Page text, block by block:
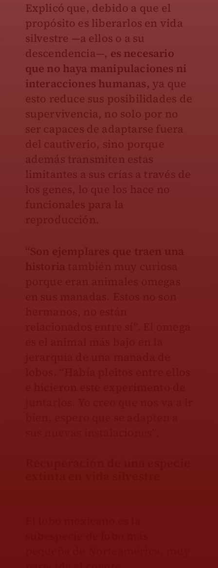
Explicó que, debido a que el
propósito es liberarlos en vida
silvestre —a ellos o a su
descendencia—, es necesario
que no haya manipulaciones ni
interacciones humanas, ya que
esto reduce sus posibilidades de
supervivencia, no solo por no
ser capaces de adaptarse fuera
del cautiverio, sino porque
además transmiten estas
limitantes a sus crías a través de
los genes, lo que los hace no
funcionales para la
reproducción.